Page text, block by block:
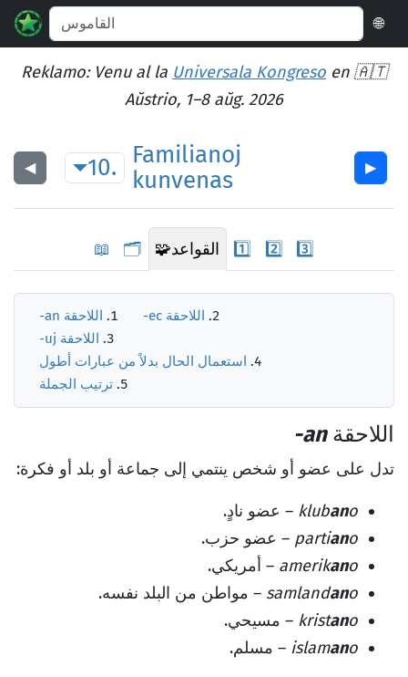
🌐
Reklamo: Venu al la Universala Kongreso en 🇦🇹
Aŭstrio, 1–8 aŭg. 2026
◀︎ 10.
Familianoj
kunvenas
▶︎
📖 🗂️ 🧩القواعد 1️⃣ 2️⃣ 3️⃣
اللاحقة -an اللاحقة -ec
اللاحقة -uj
استعمال الحال بدلاً من عبارات أطول
ترتيب الجملة
اللاحقة-an
تدل على عضو أو شخص ينتمي إلى جماعة أو بلد أو فكرة:
klubano
– عضو نادٍ.
partiano
– عضو حزب.
amerikano
– أمريكي.
samlandano
– مواطن من البلد نفسه.
kristano
– مسيحي.
islamano – مسلم.